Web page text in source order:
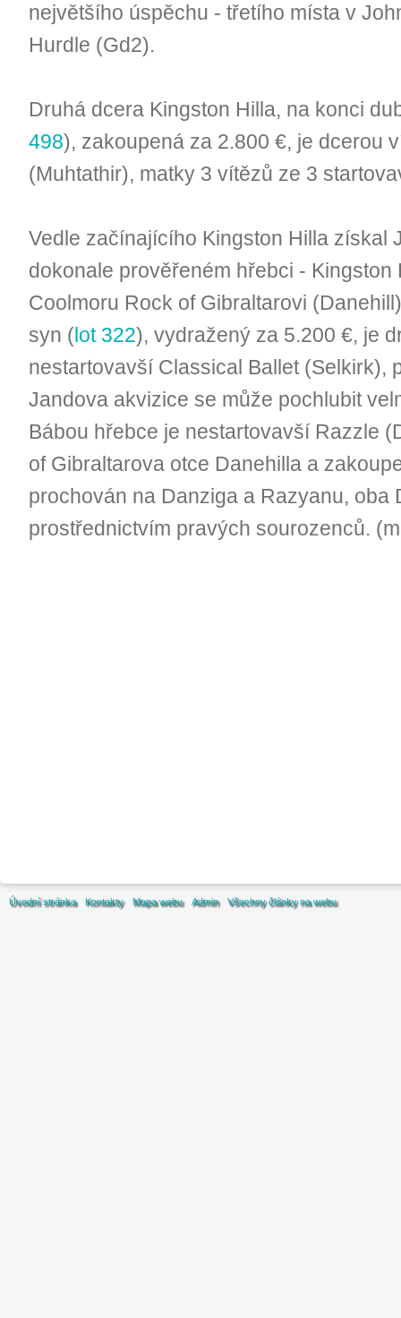
největšího úspěchu - třetího místa v
Hurdle (Gd2).
Druhá dcera Kingston Hilla, na konci
498), zakoupená za 2.800 €, je dcerou
(Muhtathir), matky 3 vítězů ze 3
Vedle začínajícího Kingston Hilla získal
dokonale prověřeném hřebci - Kingston
Coolmoru Rock of Gibraltarovi
syn ( lot 322), vydražený za 5.200 €, je
nestartovavší Classical Ballet (Selkirk),
Jandova akvizice se může pochlubit
Bábou hřebce je nestartovavší Razzle
of Gibraltarova otce Danehilla a
prochován na Danziga a Razyanu, oba
prostřednictvím pravých sourozenců.
Úvodní stránka Kontakty Mapa webu Admin Všechny články na webu